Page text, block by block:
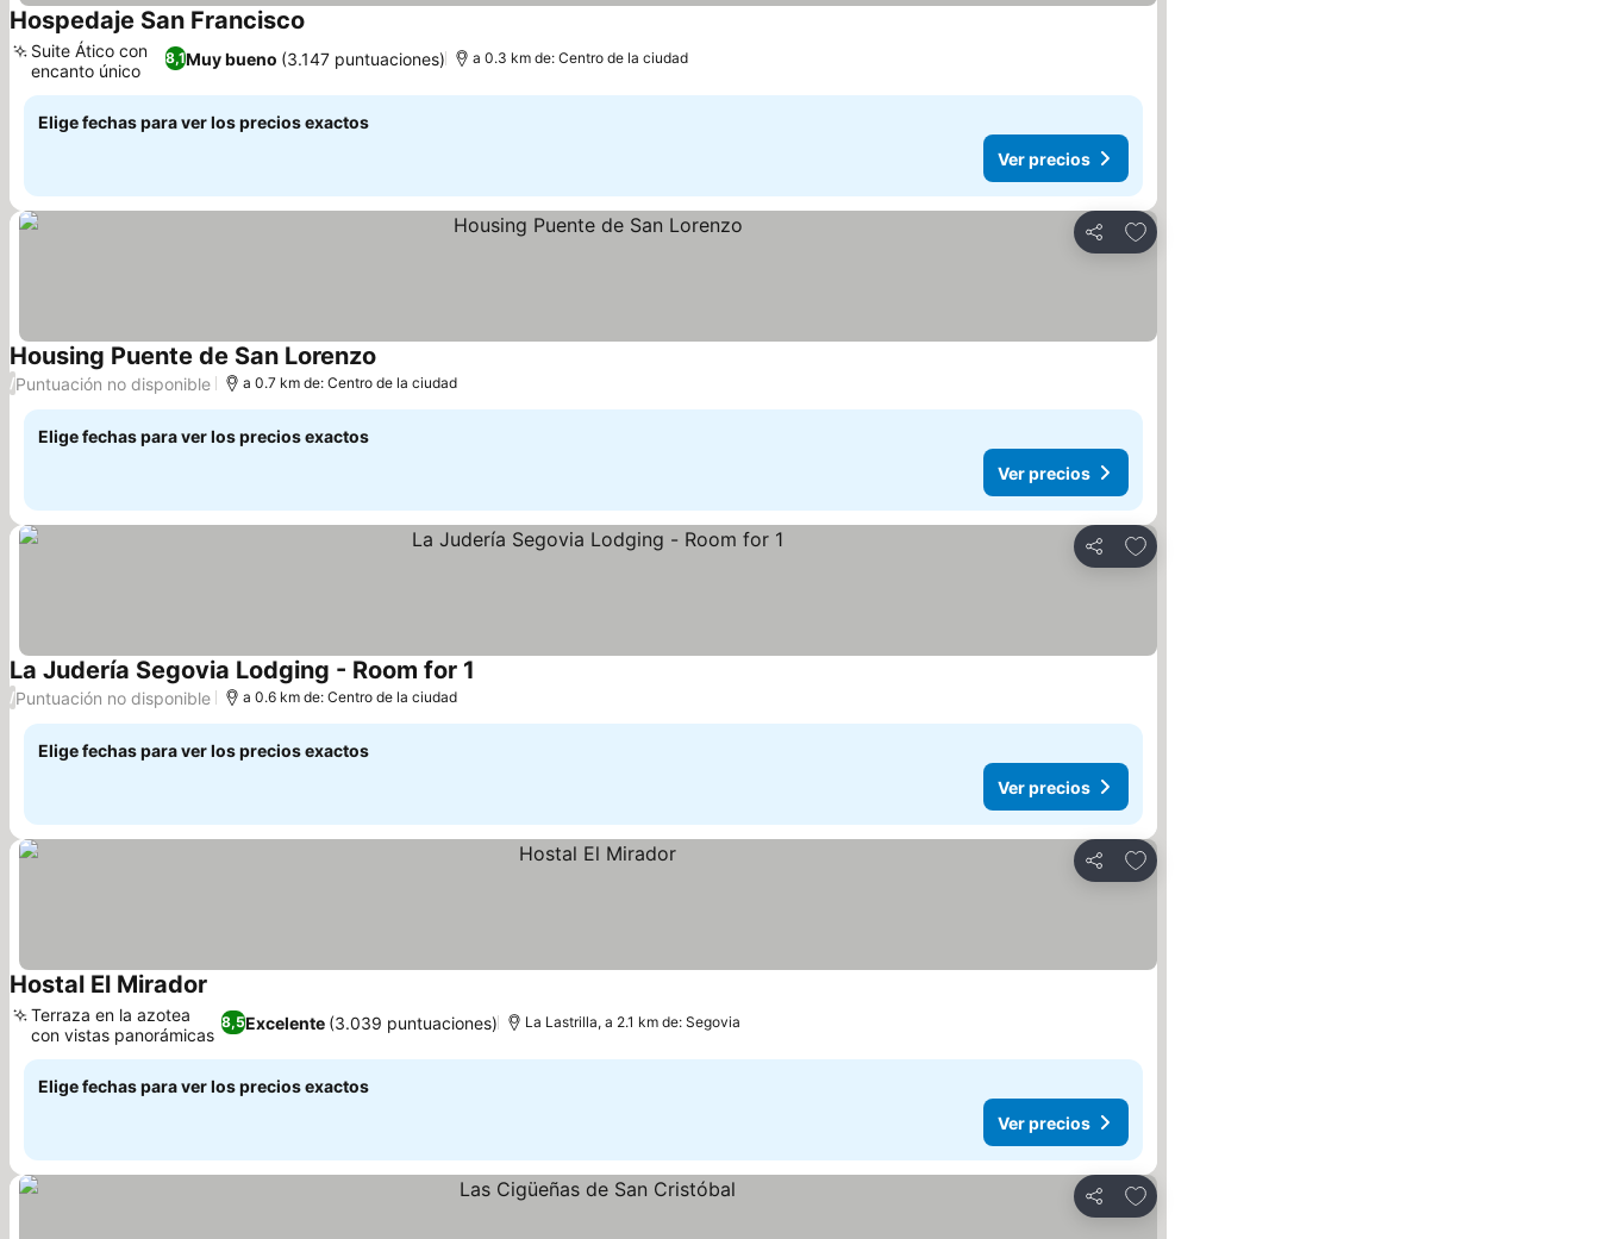
Hospedaje San Francisco
8,1Muy bueno (3.147 puntuaciones)
Suite Ático con
encanto único
a 0.3 km de: Centro de la ciudad
Elige fechas para ver los precios exactos
Ver precios
Compartir
Agregar a favoritos
Housing Puente de San Lorenzo
/Puntuación no disponible a 0.7 km de: Centro de la ciudad
Elige fechas para ver los precios exactos
Ver precios
Compartir
Agregar a favoritos
La Judería Segovia Lodging - Room for 1
/Puntuación no disponible a 0.6 km de: Centro de la ciudad
Elige fechas para ver los precios exactos
Ver precios
Compartir
Agregar a favoritos
Hostal El Mirador
8,5Excelente (3.039 puntuaciones)
Terraza en la azotea
con vistas panorámicas
La Lastrilla, a 2.1 km de: Segovia
Elige fechas para ver los precios exactos
Ver precios
Compartir
Agregar a favoritos